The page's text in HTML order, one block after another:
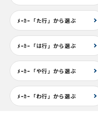
ﾒｰｶｰ「た行」から選ぶ
ﾒｰｶｰ「は行」から選ぶ
ﾒｰｶｰ「や行」から選ぶ
ﾒｰｶｰ「わ行」から選ぶ